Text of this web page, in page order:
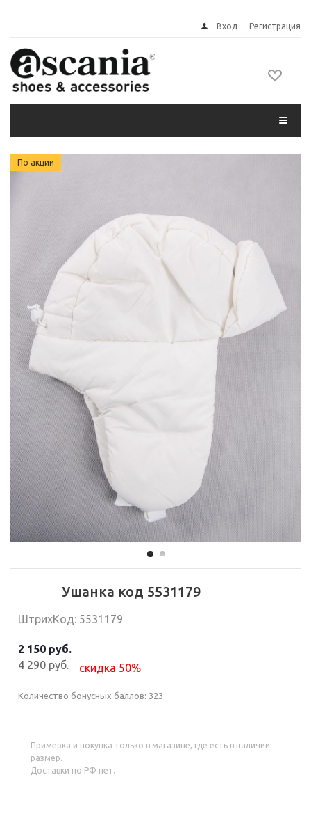
Вход Регистрация
По акции
Ушанка код 5531179
ШтрихКод: 5531179
2 150 руб.
4 290 руб.
скидка 50%
Количество бонусных баллов: 323
Примерка и покупка только в магазине, где есть в наличии
размер.
Доставки по РФ нет.